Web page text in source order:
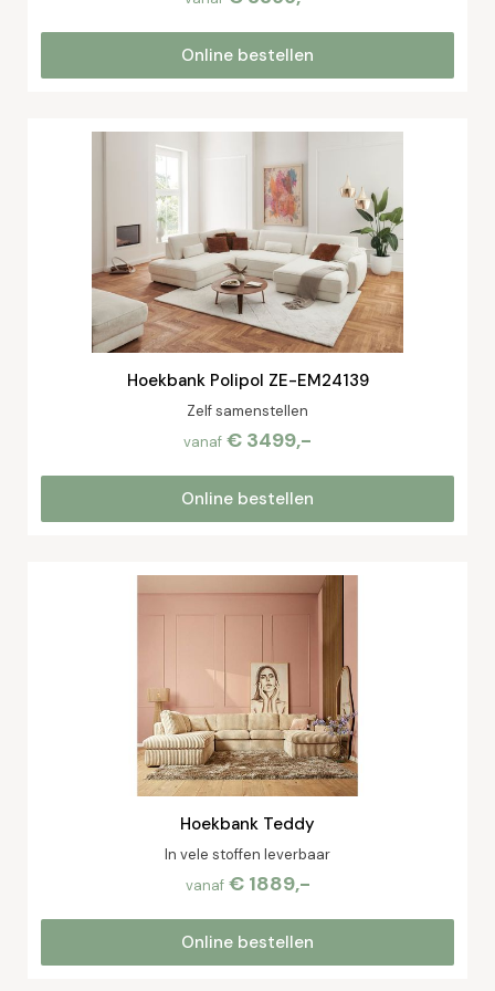
Online bestellen
Hoekbank Polipol ZE-EM24139
Zelf samenstellen
vanaf € 3499,-
Online bestellen
Hoekbank Teddy
In vele stoffen leverbaar
vanaf € 1889,-
Online bestellen